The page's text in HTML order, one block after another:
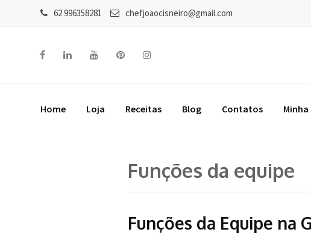
62 996358281 chefjoaocisneiro@gmail.com
Home Loja Receitas Blog Contatos
Funções da equipe
Funções da Equipe na